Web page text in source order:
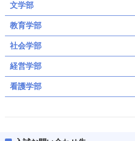
文学部
教育学部
社会学部
経営学部
看護学部